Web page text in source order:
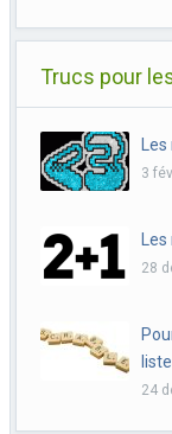
Trucs pour
3
28
24